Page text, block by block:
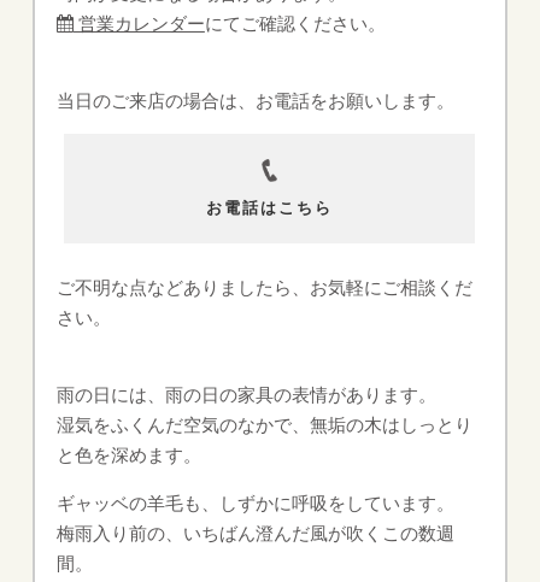
営業カレンダーにてご確認ください。
当日のご来店の場合は、お電話をお願いします。
お電話はこちら
ご不明な点などありましたら、お気軽にご相談くだ
さい。
雨の日には、雨の日の家具の表情があります。
湿気をふくんだ空気のなかで、無垢の木はしっとり
と色を深めます。
ギャッベの羊毛も、しずかに呼吸をしています。
梅雨入り前の、いちばん澄んだ風が吹くこの数週
間。